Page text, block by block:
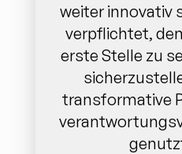
weiter innovativ
verpflichtet,
erste Stelle zu
transformative